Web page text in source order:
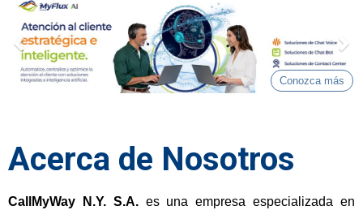
Conozca más
Acerca de Nosotros
CallMyWay N.Y. S.A.es una empresa especializada en